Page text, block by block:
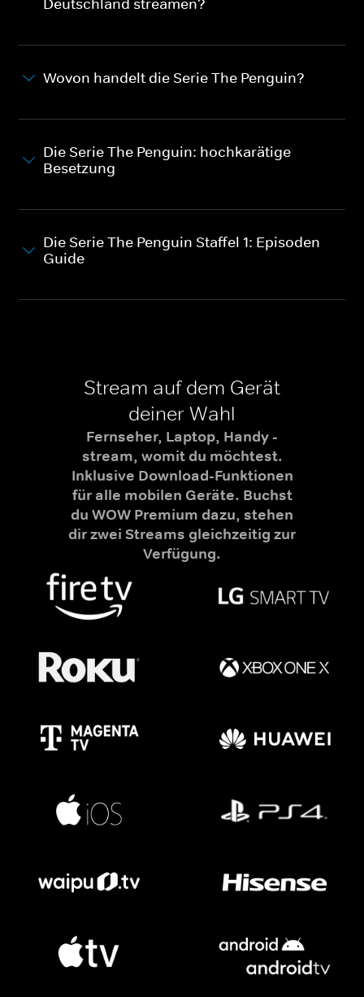
bewahrt. Gemeinsam mit
in die Straßen des 21.
fortan, welche Menschen
Freund Monroe, der
Wesen ist, und Detective
Hank Griffin schlagen sich
Deutschland streamen?
Wovon handelt die Serie The Penguin?
Die Serie The Penguin: hochkarätige
Besetzung
Die Serie The Penguin Staffel 1: Episoden-
Guide
Stream auf dem Gerät
deiner Wahl
Fernseher, Laptop, Handy -
stream, womit du möchtest.
Inklusive Download-Funktionen
für alle mobilen Geräte. Buchst
du WOW Premium dazu, stehen
dir zwei Streams gleichzeitig zur
Verfügung.